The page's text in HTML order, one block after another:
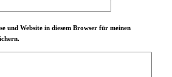
und Website in diesem Browser für meinen